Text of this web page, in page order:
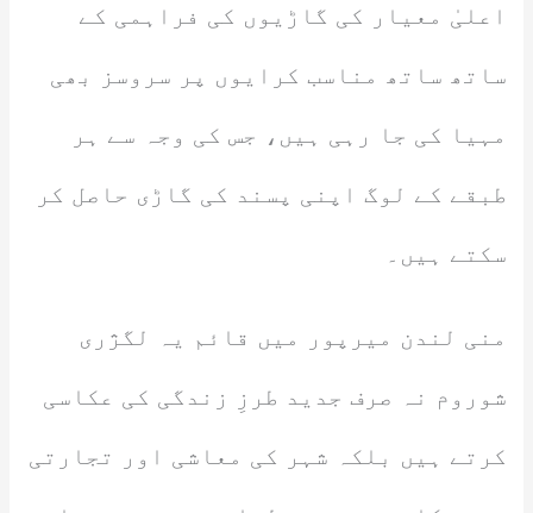
اعلیٰ معیار کی گاڑیوں کی فراہمی کے
ساتھ ساتھ مناسب کرایوں پر سروسز بھی
مہیا کی جا رہی ہیں، جس کی وجہ سے ہر
طبقے کے لوگ اپنی پسند کی گاڑی حاصل کر
سکتے ہیں۔
منی لندن میرپور میں قائم یہ لگژری
شوروم نہ صرف جدید طرزِ زندگی کی عکاسی
کرتے ہیں بلکہ شہر کی معاشی اور تجارتی